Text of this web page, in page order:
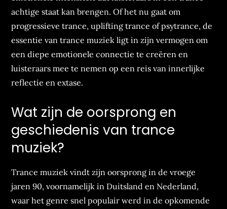
achtige staat kan brengen. Of het nu gaat om
progressieve trance, uplifting trance of psytrance, de
essentie van trance muziek ligt in zijn vermogen om
een diepe emotionele connectie te creëren en
luisteraars mee te nemen op een reis van innerlijke
reflectie en extase.
Wat zijn de oorsprong en
geschiedenis van trance
muziek?
Trance muziek vindt zijn oorsprong in de vroege
jaren 90, voornamelijk in Duitsland en Nederland,
waar het genre snel populair werd in de opkomende